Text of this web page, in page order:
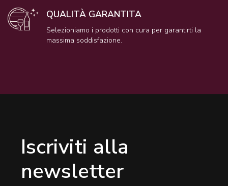
QUALITÀ GARANTITA
Selezioniamo i prodotti con cura per garantirti la
massima soddisfazione.
Iscriviti alla
newsletter